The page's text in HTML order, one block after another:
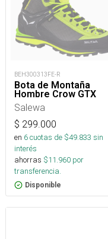
BEH300313FE-R
Bota de Montaña
Hombre Crow GTX
Salewa
$ 299.000
en 6cuotas de $49.833 sin
interés
ahorras $11.960 por
transferencia.
Disponible